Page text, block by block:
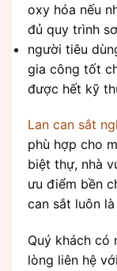
oxy hóa nếu
đủ quy trình
người tiêu
gia công tốt
được hết kỹ
Lan can sắt
phù hợp cho
biệt thự, nhà
ưu điểm bền
can sắt luôn
Quý khách có
lòng liên hệ